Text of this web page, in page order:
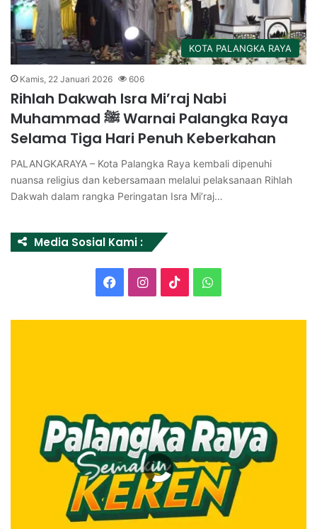
KOTA PALANGKA RAYA
Kamis, 22 Januari 2026 606
Rihlah Dakwah Isra Mi’raj Nabi
Muhammad ﷺ Warnai Palangka Raya
Selama Tiga Hari Penuh Keberkahan
PALANGKARAYA – Kota Palangka Raya kembali dipenuhi
nuansa religius dan kebersamaan melalui pelaksanaan Rihlah
Dakwah dalam rangka Peringatan Isra Mi’raj…
Media Sosial Kami :
FacebookInstagram
TikTokWhatsApp